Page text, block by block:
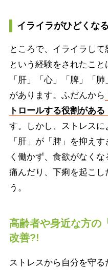
イライラがひどくな
ところで、イライラし
という経験をされたことは
「肝」「心」「脾」「
があります。ふだんから
トロールする役割がある
す。しかし、ストレスに
「肝」が「脾」を抑え
く働かず、食欲がなく
痛んだり、下痢を起こし
う。
高齢者や身近な方の
改善?!
ストレスから自分を守